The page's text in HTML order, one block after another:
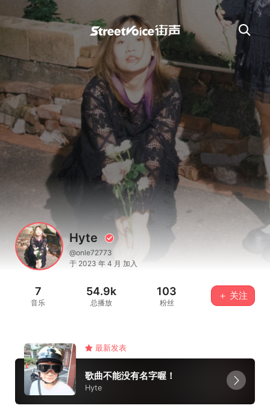
Hyte
@onle72773
于 2023 年 4 月 加入
7
音乐
54.9k
总播放
103
粉丝
＋ 关注
最新发表
歌曲不能没有名字喔！
Hyte